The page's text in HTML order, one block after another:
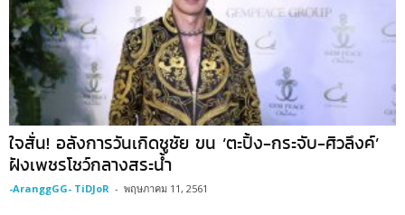
ใจสั่น! อลังการวันเกิดชูชัย ขน ‘ตะปิ้ง-กระจับ-ศิวลึงค์’
ฝังเพชรโชว์กลางสระน้ำ
-AranggGG- TiDJoR - พฤษภาคม 11, 2561